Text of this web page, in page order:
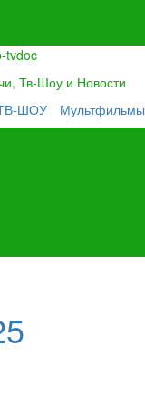
tvdoc
Тв-Шоу и Новости
ШОУ Мультфильмы